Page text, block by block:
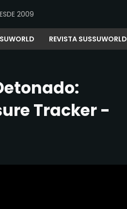
2009
REVISTA SUSSUWORLD
Tracker -